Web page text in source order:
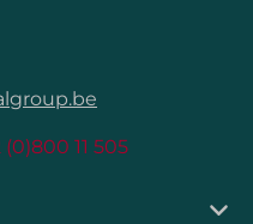
(0)800 11 505